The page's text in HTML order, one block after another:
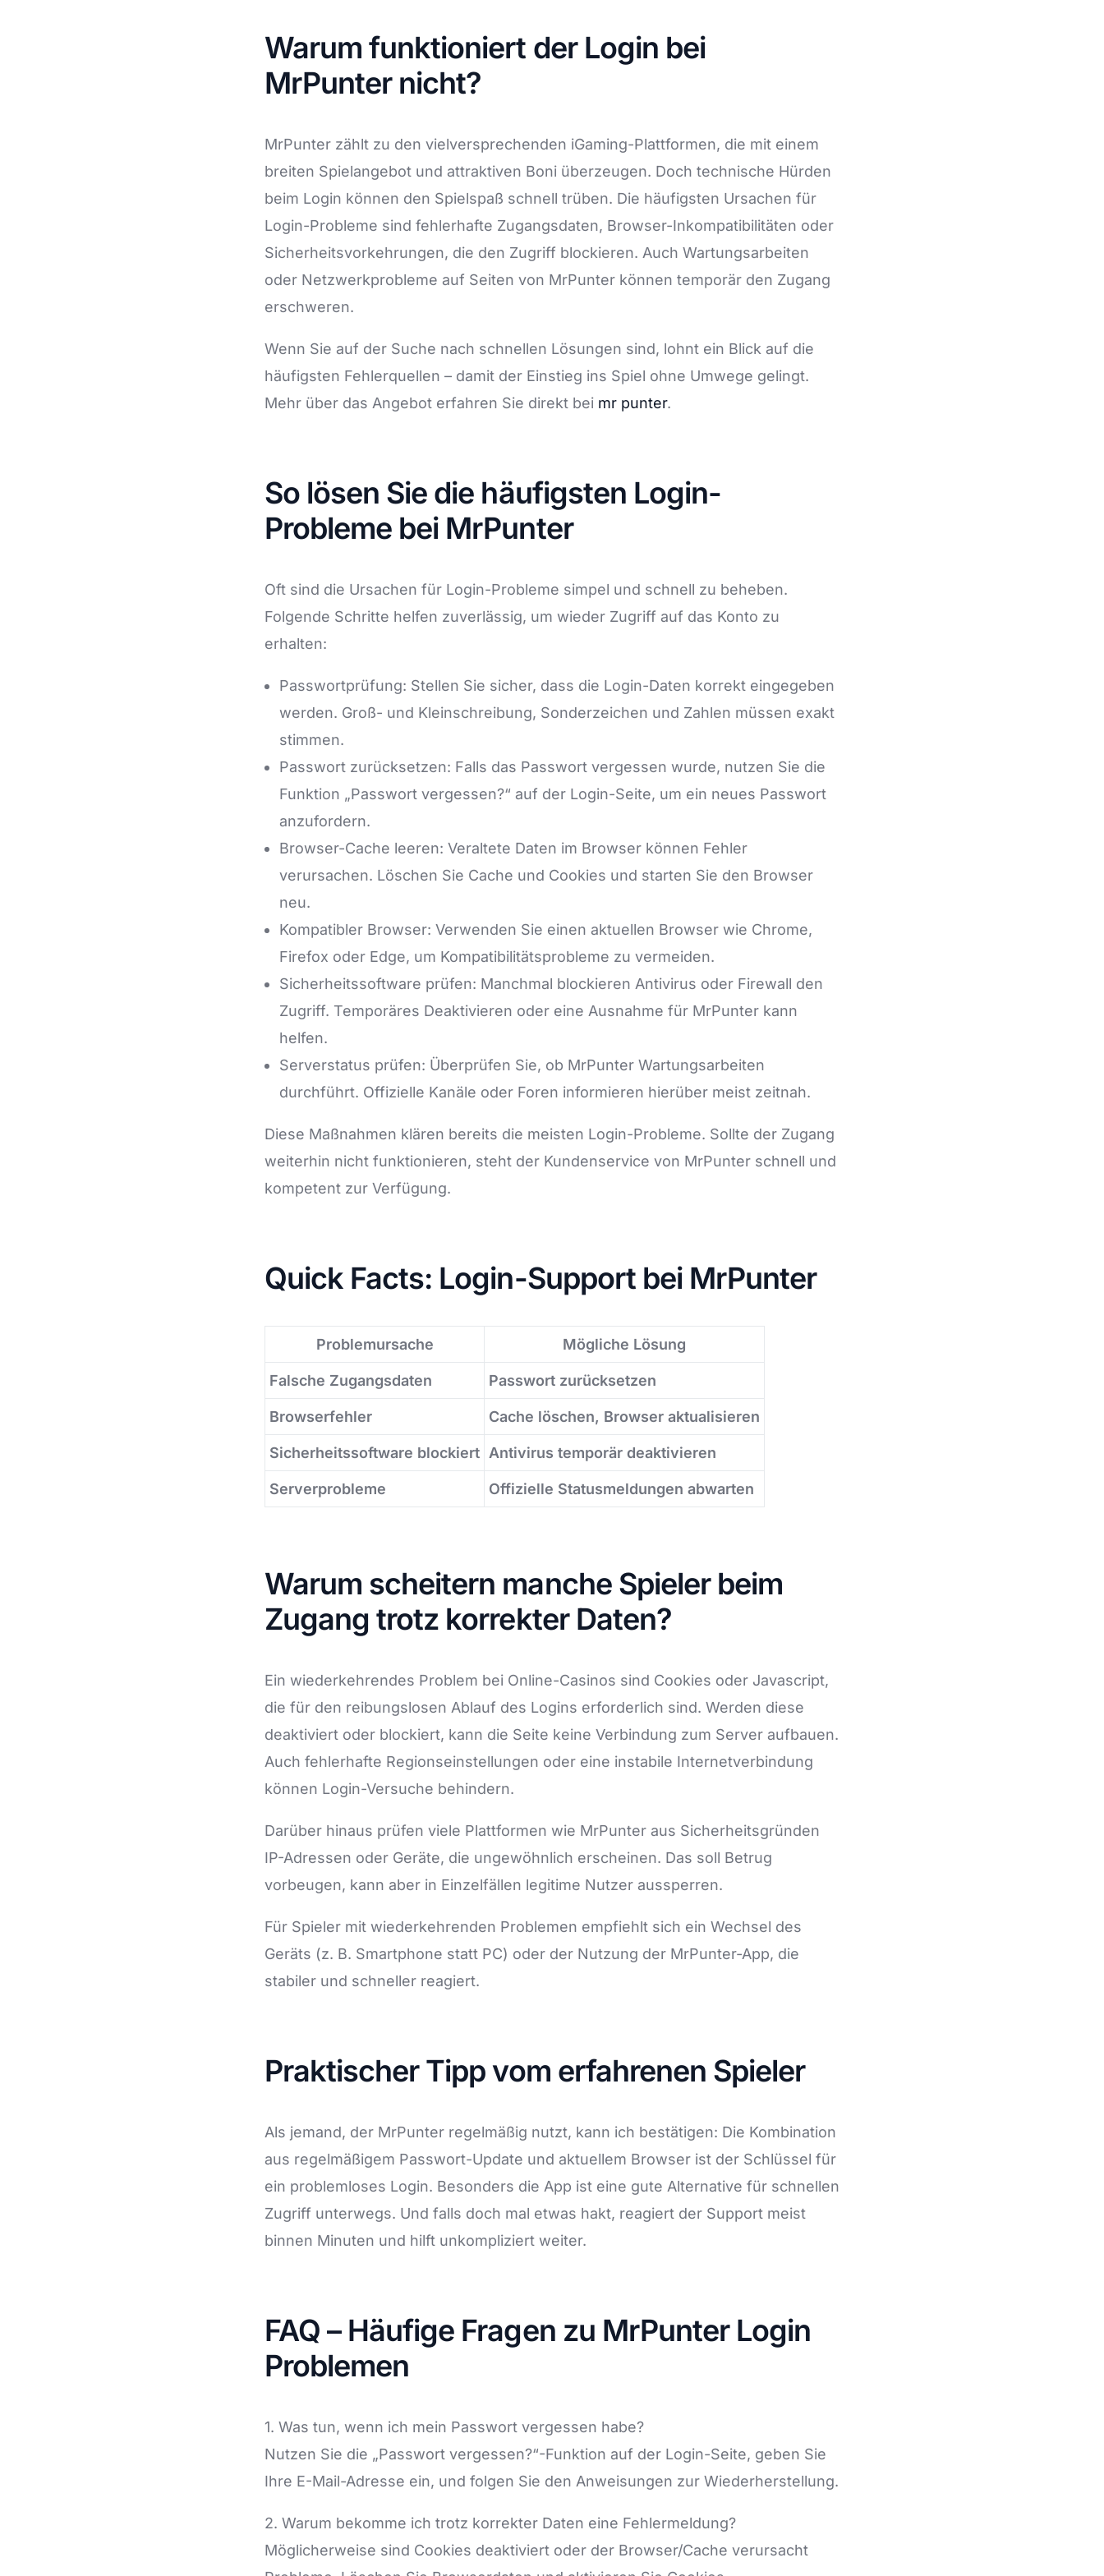
Servicios profesionales de dronesWarum funktioniert der Login bei
MrPunter nicht?
MrPunter zählt zu den vielversprechenden iGaming-Plattformen, die mit einem
breiten Spielangebot und attraktiven Boni überzeugen. Doch technische Hürden
beim Login können den Spielspaß schnell trüben. Die häufigsten Ursachen für
Login-Probleme sind fehlerhafte Zugangsdaten, Browser-Inkompatibilitäten oder
Sicherheitsvorkehrungen, die den Zugriff blockieren. Auch Wartungsarbeiten
oder Netzwerkprobleme auf Seiten von MrPunter können temporär den Zugang
erschweren.
Wenn Sie auf der Suche nach schnellen Lösungen sind, lohnt ein Blick auf die
häufigsten Fehlerquellen – damit der Einstieg ins Spiel ohne Umwege gelingt.
Mehr über das Angebot erfahren Sie direkt bei mr punter.
So lösen Sie die häufigsten Login-
Probleme bei MrPunter
Oft sind die Ursachen für Login-Probleme simpel und schnell zu beheben.
Folgende Schritte helfen zuverlässig, um wieder Zugriff auf das Konto zu
erhalten:
Passwortprüfung: Stellen Sie sicher, dass die Login-Daten korrekt eingegeben
werden. Groß- und Kleinschreibung, Sonderzeichen und Zahlen müssen exakt
stimmen.
Passwort zurücksetzen: Falls das Passwort vergessen wurde, nutzen Sie die
Funktion „Passwort vergessen?“ auf der Login-Seite, um ein neues Passwort
anzufordern.
Browser-Cache leeren: Veraltete Daten im Browser können Fehler
verursachen. Löschen Sie Cache und Cookies und starten Sie den Browser
neu.
Kompatibler Browser: Verwenden Sie einen aktuellen Browser wie Chrome,
Firefox oder Edge, um Kompatibilitätsprobleme zu vermeiden.
Sicherheitssoftware prüfen: Manchmal blockieren Antivirus oder Firewall den
Zugriff. Temporäres Deaktivieren oder eine Ausnahme für MrPunter kann
helfen.
Serverstatus prüfen: Überprüfen Sie, ob MrPunter Wartungsarbeiten
durchführt. Offizielle Kanäle oder Foren informieren hierüber meist zeitnah.
Diese Maßnahmen klären bereits die meisten Login-Probleme. Sollte der Zugang
weiterhin nicht funktionieren, steht der Kundenservice von MrPunter schnell und
kompetent zur Verfügung.
Quick Facts: Login-Support bei MrPunter
Problemursache Mögliche Lösung
Falsche Zugangsdaten Passwort zurücksetzen
Browserfehler Cache löschen, Browser aktualisieren
Sicherheitssoftware blockiert Antivirus temporär deaktivieren
Serverprobleme Offizielle Statusmeldungen abwarten
Warum scheitern manche Spieler beim
Zugang trotz korrekter Daten?
Ein wiederkehrendes Problem bei Online-Casinos sind Cookies oder Javascript,
die für den reibungslosen Ablauf des Logins erforderlich sind. Werden diese
deaktiviert oder blockiert, kann die Seite keine Verbindung zum Server aufbauen.
Auch fehlerhafte Regionseinstellungen oder eine instabile Internetverbindung
können Login-Versuche behindern.
Darüber hinaus prüfen viele Plattformen wie MrPunter aus Sicherheitsgründen
IP-Adressen oder Geräte, die ungewöhnlich erscheinen. Das soll Betrug
vorbeugen, kann aber in Einzelfällen legitime Nutzer aussperren.
Für Spieler mit wiederkehrenden Problemen empfiehlt sich ein Wechsel des
Geräts (z. B. Smartphone statt PC) oder der Nutzung der MrPunter-App, die
stabiler und schneller reagiert.
Praktischer Tipp vom erfahrenen Spieler
Als jemand, der MrPunter regelmäßig nutzt, kann ich bestätigen: Die Kombination
aus regelmäßigem Passwort-Update und aktuellem Browser ist der Schlüssel für
ein problemloses Login. Besonders die App ist eine gute Alternative für schnellen
Zugriff unterwegs. Und falls doch mal etwas hakt, reagiert der Support meist
binnen Minuten und hilft unkompliziert weiter.
FAQ – Häufige Fragen zu MrPunter Login
Problemen
1. Was tun, wenn ich mein Passwort vergessen habe?
Nutzen Sie die „Passwort vergessen?“-Funktion auf der Login-Seite, geben Sie
Ihre E-Mail-Adresse ein, und folgen Sie den Anweisungen zur Wiederherstellung.
2. Warum bekomme ich trotz korrekter Daten eine Fehlermeldung?
Möglicherweise sind Cookies deaktiviert oder der Browser/Cache verursacht